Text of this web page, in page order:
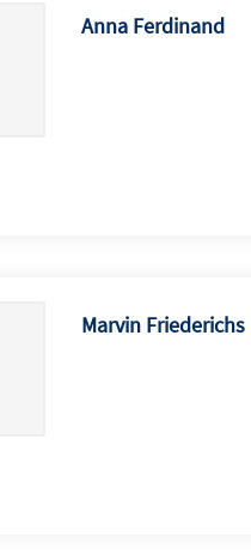
Anna Ferdinand
Marvin Friederichs